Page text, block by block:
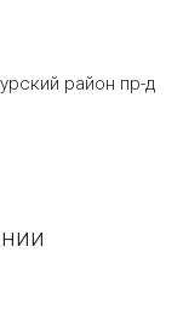
район пр-д